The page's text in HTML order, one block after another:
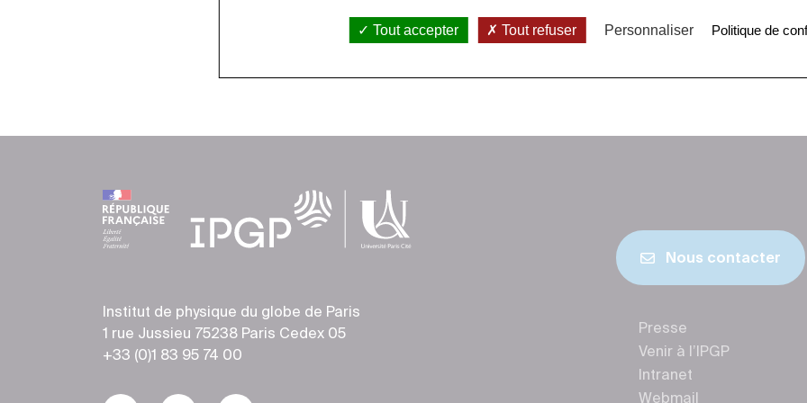
1
Institut de physique du globe de Paris
1 rue Jussieu 75238 Paris Cedex 05
+33 (0)1 83 95 74 00
Nous contacter
Presse
Venir à l’IPGP
Intranet
Webmail
Tout accepter Tout refuser Personnaliser Politique de